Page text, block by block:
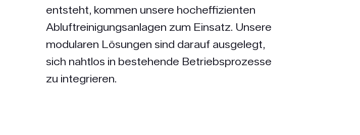
entsteht, kommen unsere hocheffizienten
Abluftreinigungsanlagen zum Einsatz. Unsere
modularen Lösungen sind darauf ausgelegt,
sich nahtlos in bestehende Betriebsprozesse
zu integrieren.